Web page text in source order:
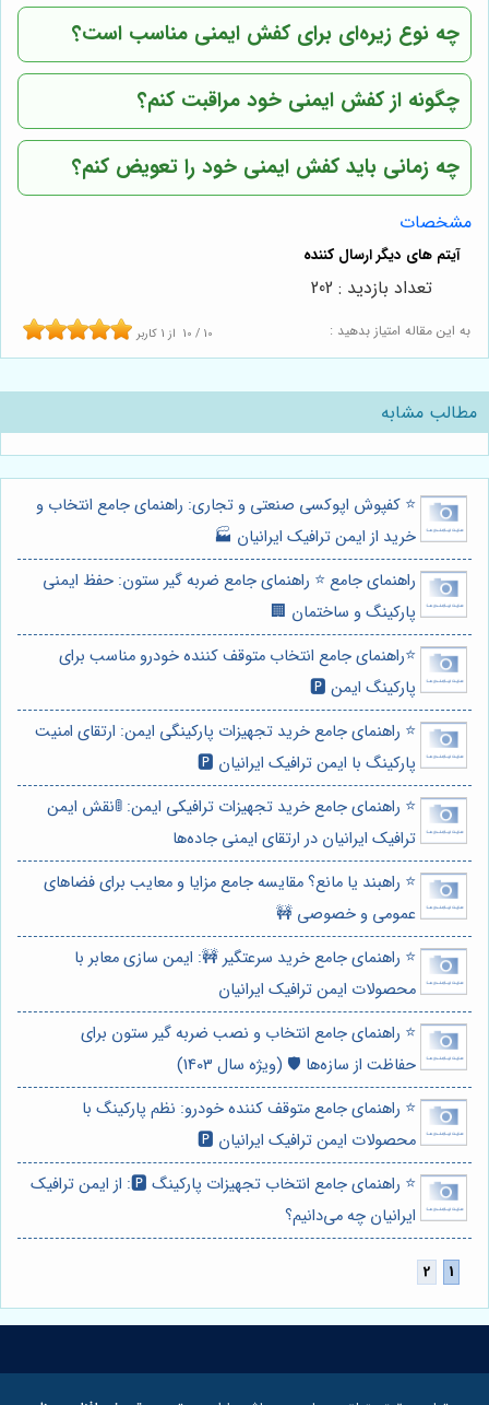
چه نوع زیره‌ای برای کفش ایمنی مناسب است؟
چگونه از کفش ایمنی خود مراقبت کنم؟
چه زمانی باید کفش ایمنی خود را تعویض کنم؟
مشخصات
به این مقاله امتیاز بدهید : 10 / 10 از1 کاربر
تعداد بازدید : 202
مطالب مشابه
⭐️ کفپوش اپوکسی صنعتی و تجاری: راهنمای جامع انتخاب و
خرید از ایمن ترافیک ایرانیان 🏭
راهنمای جامع ⭐️ راهنمای جامع ضربه گیر ستون: حفظ ایمنی
پارکینگ و ساختمان 🏢
⭐️راهنمای جامع انتخاب متوقف کننده خودرو مناسب برای
پارکینگ ایمن 🅿️
⭐️ راهنمای جامع خرید تجهیزات پارکینگی ایمن: ارتقای امنیت
پارکینگ با ایمن ترافیک ایرانیان 🅿️
⭐️ راهنمای جامع خرید تجهیزات ترافیکی ایمن: 🚦نقش ایمن
ترافیک ایرانیان در ارتقای ایمنی جاده‌ها
⭐️ راهبند یا مانع؟ مقایسه جامع مزایا و معایب برای فضاهای
عمومی و خصوصی 🚧
⭐️ راهنمای جامع خرید سرعتگیر 🚧: ایمن سازی معابر با
محصولات ایمن ترافیک ایرانیان
⭐️ راهنمای جامع انتخاب و نصب ضربه گیر ستون برای
حفاظت از سازه‌ها 🛡️ (ویژه سال 1403)
⭐️ راهنمای جامع متوقف کننده خودرو: نظم پارکینگ با
محصولات ایمن ترافیک ایرانیان 🅿️
⭐️ راهنمای جامع انتخاب تجهیزات پارکینگ 🅿️: از ایمن ترافیک
ایرانیان چه می‌دانیم؟